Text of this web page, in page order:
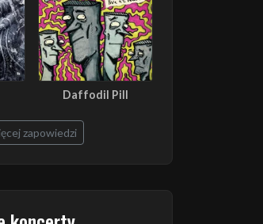
Daffodil Pill
zapowiedzi